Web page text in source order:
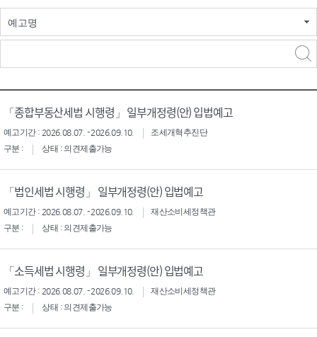
예고명
「종합부동산세법 시행령」 일부개정령(안) 입법예고
예고기간 : 2026.08.07. - 2026.09.10.
조세개혁추진단
구분 :
상태 : 의견제출가능
「법인세법 시행령」 일부개정령(안) 입법예고
예고기간 : 2026.08.07. - 2026.09.10.
재산소비세정책관
구분 :
상태 : 의견제출가능
「소득세법 시행령」 일부개정령(안) 입법예고
예고기간 : 2026.08.07. - 2026.09.10.
재산소비세정책관
구분 :
상태 : 의견제출가능